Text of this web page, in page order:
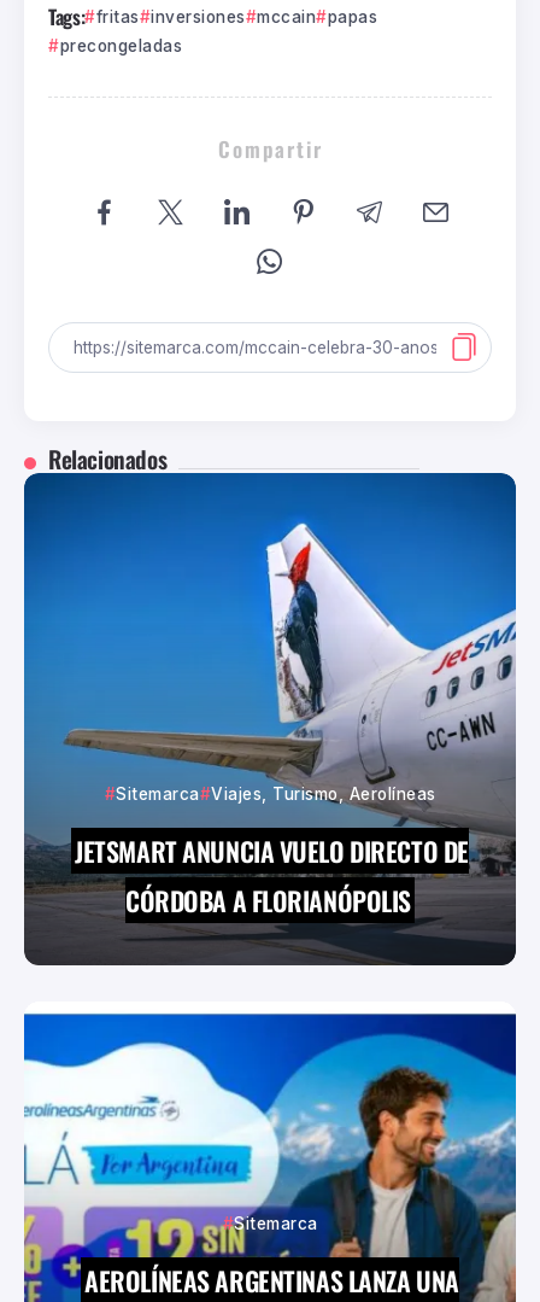
Tags: fritas inversiones mccain
papas
precongeladas
Compartir
Relacionados
Sitemarca Viajes, Turismo, Aerolíneas
JETSMART ANUNCIA VUELO DIRECTO DE
CÓRDOBA A FLORIANÓPOLIS
Sitemarca
AEROLÍNEAS ARGENTINAS LANZA UNA